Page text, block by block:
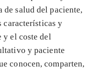
de salud del paciente,
características y
y el coste del
y paciente
conocen, comparten,